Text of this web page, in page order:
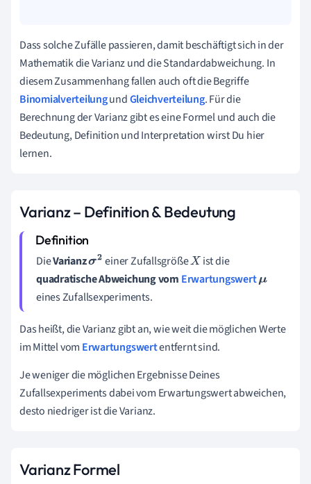
Dass solche Zufälle passieren, damit beschäftigt sich in der
Mathematik die Varianz und die Standardabweichung. In
diesem Zusammenhang fallen auch oft die Begriffe
BinomialverteilungundGleichverteilung. Für die
Berechnung der Varianz gibt es eine Formel und auch die
Bedeutung, Definition und Interpretation wirst Du hier
lernen.
Varianz – Definition & Bedeutung
DieVarianzσ2 einer ZufallsgrößeX ist die
quadratische Abweichung vom Erwartungswertμ
eines Zufallsexperiments.
Das heißt, die Varianz gibt an, wie weit die möglichen Werte
im Mittel vom Erwartungswertentfernt sind.
Je weniger die möglichen Ergebnisse Deines
Zufallsexperiments dabei vom Erwartungswert abweichen,
desto niedriger ist die Varianz.
Varianz Formel